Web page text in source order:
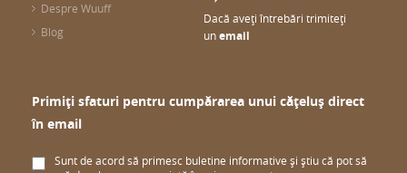
Despre Wuuff
Blog
Dacă aveți întrebări trimiteți
unemail
Primiți sfaturi pentru cumpărarea unui cățeluș direct
în email
Sunt de acord să primesc buletine informative și știu că pot să